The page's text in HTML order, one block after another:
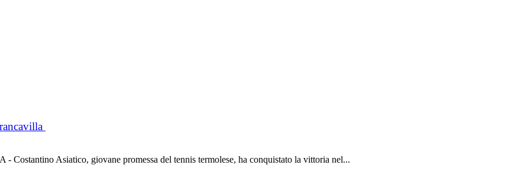
Costantino Asiatico, giovane promessa del tennis termolese, ha conquistato la vittoria nel...